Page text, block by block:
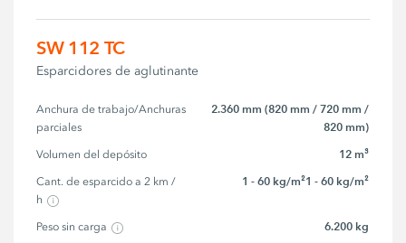
SW 112 TC
Esparcidores de aglutinante
Anchura de trabajo/Anchuras
parciales
2.360 mm (820 mm / 720 mm /
820 mm)
Volumen del depósito 12 m³
Cant. de esparcido a 2 km /
h
1 - 60 kg/m²1 - 60 kg/m²
Peso sin carga 6.200 kg